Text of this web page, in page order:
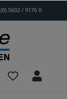
5602 / 9176 0